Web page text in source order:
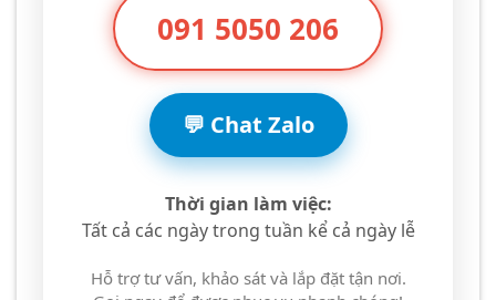
091 5050 206
💬 Chat Zalo
Thời gian làm việc:
Tất cả các ngày trong tuần kể cả ngày lễ
Hỗ trợ tư vấn, khảo sát và lắp đặt tận nơi.